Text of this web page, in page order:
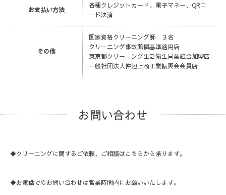
お支払い方法
各種クレジットカード、電子マネー、QRコ
ード決済
その他
国家資格クリーニング師 ３名
クリーニング事故賠償基準適用店
東京都クリーニング生活衛生同業組合加盟店
一般社団法人仲池上商工業振興会会員店
お問い合わせ
◆クリーニングに関するご依頼、ご相談はこちらから承ります。
◆お電話でのお問い合わせは営業時間内にお願いいたします。